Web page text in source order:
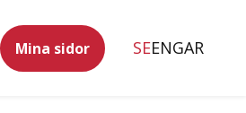
Mina sidor SEENGAR